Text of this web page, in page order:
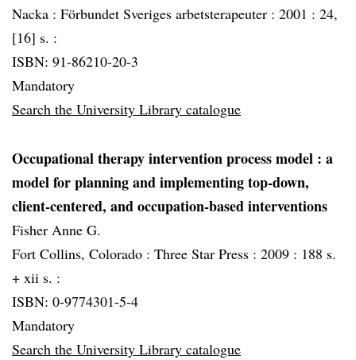
Nacka : Förbundet Sveriges arbetsterapeuter : 2001 : 24,
[16] s. :
ISBN: 91-86210-20-3
Mandatory
Search the University Library catalogue
Occupational therapy intervention process model : a
model for planning and implementing top-down,
client-centered, and occupation-based interventions
Fisher Anne G.
Fort Collins, Colorado : Three Star Press : 2009 : 188 s.
+ xii s. :
ISBN: 0-9774301-5-4
Mandatory
Search the University Library catalogue